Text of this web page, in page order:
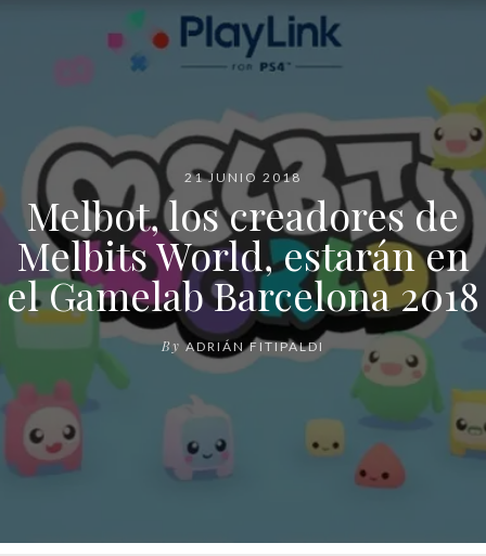
21 JUNIO 2018
Melbot, los creadores de
Melbits World, estarán en
el Gamelab Barcelona 2018
By ADRIÁN FITIPALDI